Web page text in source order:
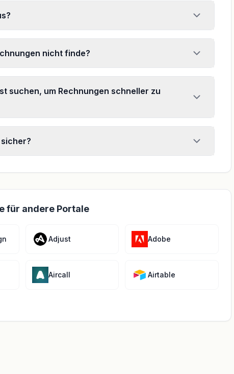
nicht finde?
suchen, um Rechnungen schneller zu
für andere Portale
Adjust Adobe
Aircall Airtable